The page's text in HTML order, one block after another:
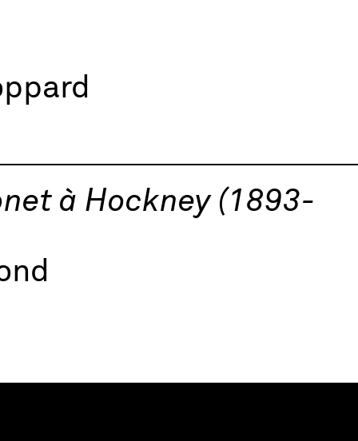
à Hockney (1893-